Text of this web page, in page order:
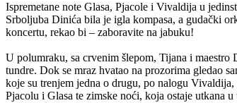
Ispremetane note Glasa, Pjacole i Vivaldija u
Srboljuba Dinića bila je igla kompasa, a gudački
koncertu, rekao bi – zaboravite na jabuku!
U polumraku, sa crvenim šlepom, Tijana i
tundre. Dok se mraz hvatao na prozorima gledao
koje su trenjem jedna o drugu, po nalogu
Pjacolu i Glasa te zimske noći, koja ostaje utkana